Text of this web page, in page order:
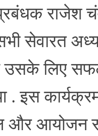
राजेश
सेवारत
उसके लिए
. इस
और आयोजन